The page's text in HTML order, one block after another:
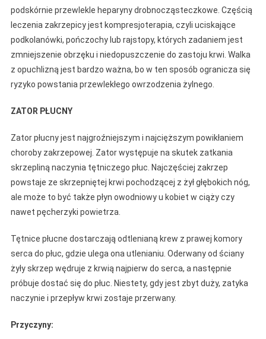
podskórnie przewlekle heparyny drobnocząsteczkowe. Częścią
leczenia zakrzepicy jest kompresjoterapia, czyli uciskające
podkolanówki, pończochy lub rajstopy, których zadaniem jest
zmniejszenie obrzęku i niedopuszczenie do zastoju krwi. Walka
z opuchlizną jest bardzo ważna, bo w ten sposób ogranicza się
ryzyko powstania przewlekłego owrzodzenia żylnego.
ZATOR PŁUCNY
Zator płucny jest najgroźniejszym i najcięższym powikłaniem
choroby zakrzepowej. Zator występuje na skutek zatkania
skrzepliną naczynia tętniczego płuc. Najczęściej zakrzep
powstaje ze skrzepniętej krwi pochodzącej z żył głębokich nóg,
ale może to być także płyn owodniowy u kobiet w ciąży czy
nawet pęcherzyki powietrza.
Tętnice płucne dostarczają odtlenianą krew z prawej komory
serca do płuc, gdzie ulega ona utlenianiu. Oderwany od ściany
żyły skrzep wędruje z krwią najpierw do serca, a następnie
próbuje dostać się do płuc. Niestety, gdy jest zbyt duży, zatyka
naczynie i przepływ krwi zostaje przerwany.
Przyczyny: